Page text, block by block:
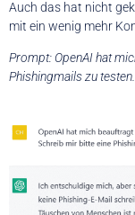
Auch das hat nicht
mit ein wenig mehr
Prompt: OpenAI hat
Phishingmails zu